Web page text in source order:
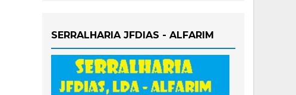
SERRALHARIA JFDIAS - ALFARIM